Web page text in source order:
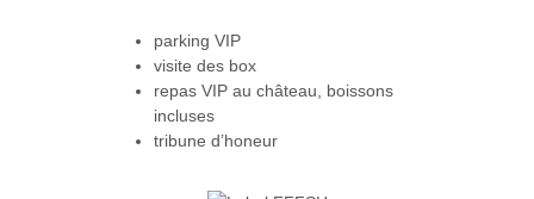
parking VIP
visite des box
repas VIP au château, boissons
incluses
tribune d’honeur